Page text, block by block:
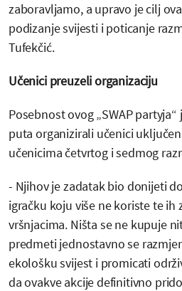
zaboravljamo, a upravo je cilj
podizanje svijesti i poticanje
Tufekčić.
Učenici preuzeli organizaciju
Posebnost ovog „SWAP
puta organizirali učenici
učenicima četvrtog i sedmog
- Njihov je zadatak bio donijeti
igračku koju više ne koriste te ih
vršnjacima. Ništa se ne kupuje
predmeti jednostavno se
ekološku svijest i promicati
da ovakve akcije definitivno